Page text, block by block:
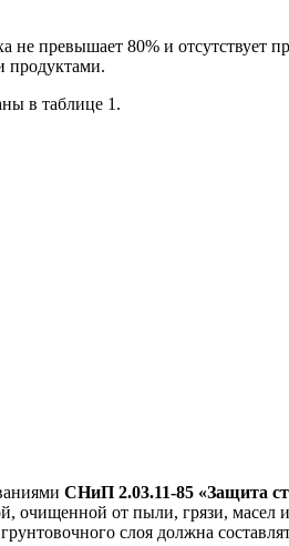
не превышает 80% и отсутствует
продуктами.
в таблице 1.
СНиП 2.03.11-85 «Защита
очищенной от пыли, грязи,
слоя должна